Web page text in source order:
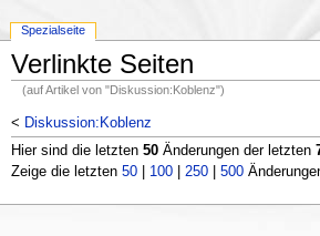
Verlinkte Seiten
(auf Artikel von "Diskussion:Koblenz")
< Diskussion:Koblenz
Hier sind die letzten 50Änderungen der letzten
Zeige die letzten 50| 100| 250| 500
Spezialseite